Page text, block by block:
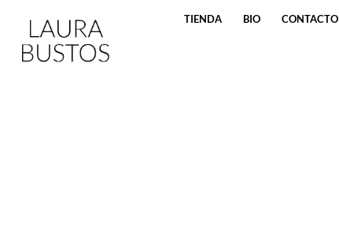
TIENDA
BIO CONTACTO